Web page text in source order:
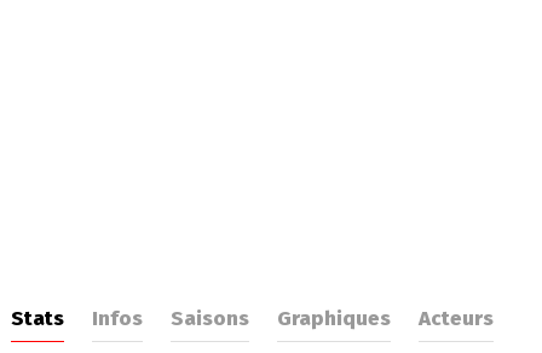
Stats Infos Saisons Graphiques
Acteurs